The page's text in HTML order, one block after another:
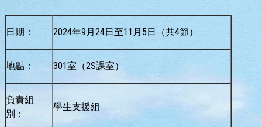
日期： 2024年9月24日至11月5日（共4節）
地點： 301室（2S課室）
負責組
別：
學生支援組